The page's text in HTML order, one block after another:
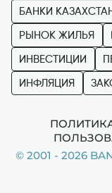
БАНКИ
РЫНОК ЖИЛЬЯ
ИНВЕСТИЦИИ
ИНФЛЯЦИЯ
© 2001 - 2026